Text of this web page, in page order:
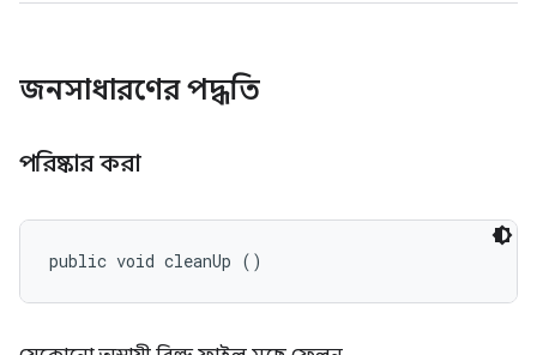
জনসাধারণের পদ্ধতি
পরিষ্কার করা
public void cleanUp ()